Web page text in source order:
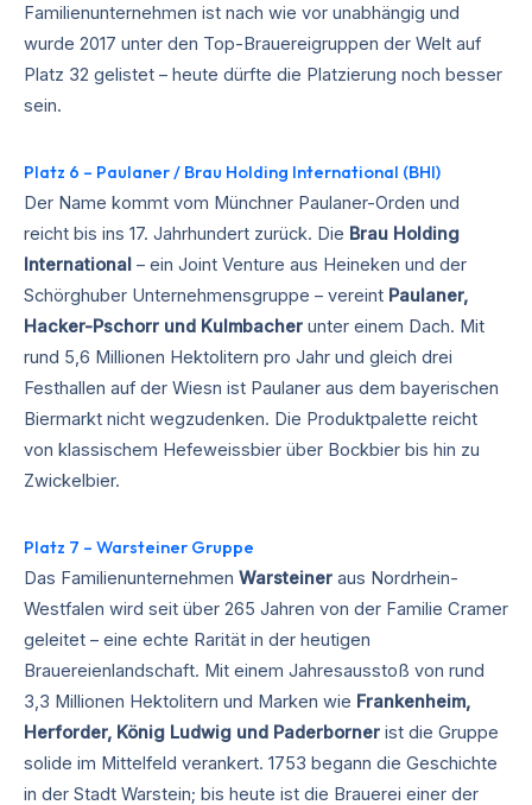
Familienunternehmen ist nach wie vor unabhängig und
wurde 2017 unter den Top-Brauereigruppen der Welt auf
Platz 32 gelistet – heute dürfte die Platzierung noch besser
sein.
Platz 6 – Paulaner / Brau Holding International (BHI)
Der Name kommt vom Münchner Paulaner-Orden und
reicht bis ins 17. Jahrhundert zurück. Die Brau Holding
International – ein Joint Venture aus Heineken und der
Schörghuber Unternehmensgruppe – vereint Paulaner,
Hacker-Pschorr und Kulmbacher unter einem Dach. Mit
rund 5,6 Millionen Hektolitern pro Jahr und gleich drei
Festhallen auf der Wiesn ist Paulaner aus dem bayerischen
Biermarkt nicht wegzudenken. Die Produktpalette reicht
von klassischem Hefeweissbier über Bockbier bis hin zu
Zwickelbier.
Platz 7 – Warsteiner Gruppe
Das Familienunternehmen Warsteiner aus Nordrhein-
Westfalen wird seit über 265 Jahren von der Familie Cramer
geleitet – eine echte Rarität in der heutigen
Brauereienlandschaft. Mit einem Jahresausstoß von rund
3,3 Millionen Hektolitern und Marken wie Frankenheim,
Herforder, König Ludwig und Paderborner ist die Gruppe
solide im Mittelfeld verankert. 1753 begann die Geschichte
in der Stadt Warstein; bis heute ist die Brauerei einer der